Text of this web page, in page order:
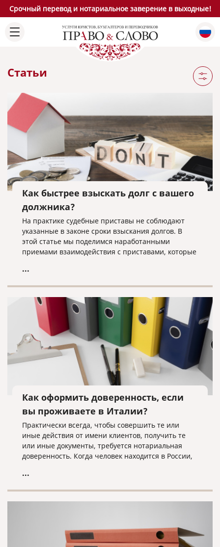
Срочный перевод и нотариальное заверение в выходные!
Статьи
Как быстрее взыскать долг с вашего
должника?
На практике судебные приставы не соблюдают
указанные в законе сроки взыскания долгов. В
этой статье мы поделимся наработанными
приемами взаимодействия с приставами, которые
должника.
...
Как оформить доверенность, если
вы проживаете в Италии?
Практически всегда, чтобы совершить те или
иные действия от имени клиентов, получить те
или иные документы, требуется нотариальная
доверенность. Когда человек находится в России,
контору и оформляет документ с нужными нам
...